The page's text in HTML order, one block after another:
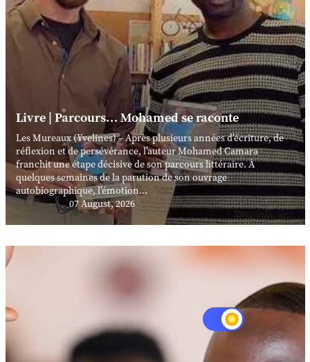
Livre | Parcours… Mohamed se raconte
Les Mureaux (Yvelines) – Après plusieurs années d’écriture, de
réflexion et de persévérance, l’auteur Mohamed Camara
franchit une étape décisive de son parcours littéraire. À
quelques semaines de la parution de son ouvrage
autobiographique, l’émotion...
07 August, 2026